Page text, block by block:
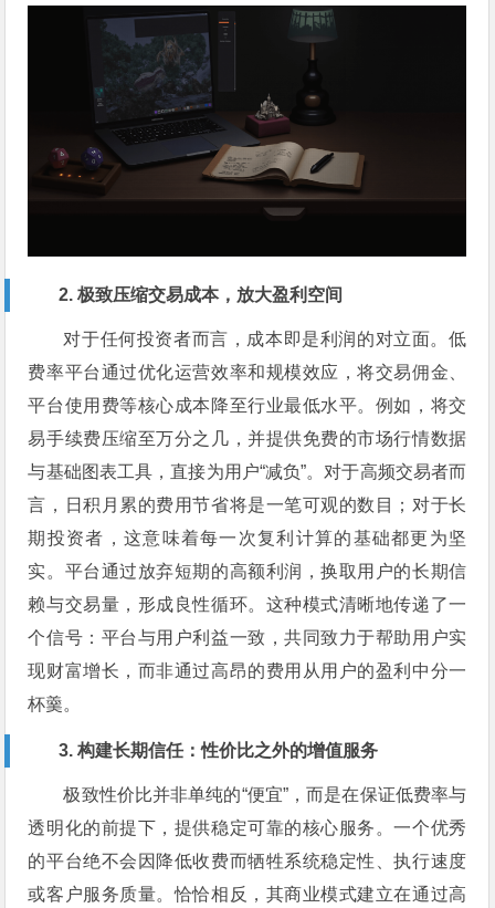
2. 极致压缩交易成本，放大盈利空间
对于任何投资者而言，成本即是利润的对立面。低
费率平台通过优化运营效率和规模效应，将交易佣金、
平台使用费等核心成本降至行业最低水平。例如，将交
易手续费压缩至万分之几，并提供免费的市场行情数据
与基础图表工具，直接为用户“减负”。对于高频交易者而
言，日积月累的费用节省将是一笔可观的数目；对于长
期投资者，这意味着每一次复利计算的基础都更为坚
实。平台通过放弃短期的高额利润，换取用户的长期信
赖与交易量，形成良性循环。这种模式清晰地传递了一
个信号：平台与用户利益一致，共同致力于帮助用户实
现财富增长，而非通过高昂的费用从用户的盈利中分一
杯羹。
3. 构建长期信任：性价比之外的增值服务
极致性价比并非单纯的“便宜”，而是在保证低费率与
透明化的前提下，提供稳定可靠的核心服务。一个优秀
的平台绝不会因降低收费而牺牲系统稳定性、执行速度
或客户服务质量。恰恰相反，其商业模式建立在通过高